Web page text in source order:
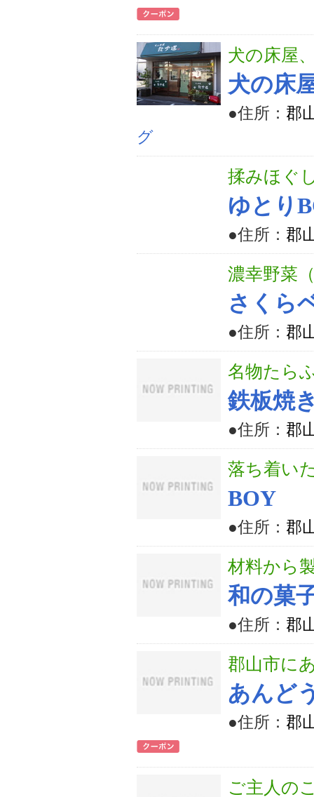
犬の床屋
犬の床
●住所： 郡
グ
揉みほぐ
ゆとり
●住所： 郡
濃幸野菜
さくら
●住所： 郡
名物たら
鉄板焼
●住所： 郡
落ち着い
BOY
●住所： 郡
材料から
和の菓
●住所： 郡
郡山市に
あんど
●住所： 郡
ご主人の